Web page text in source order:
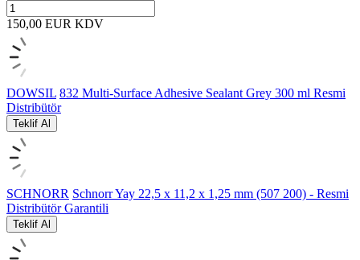
150,00 EUR KDV
DOWSIL 832 Multi-Surface Adhesive Sealant Grey 300 ml Resmi
Distribütör
Teklif Al
SCHNORR Schnorr Yay 22,5 x 11,2 x 1,25 mm (507 200) - Resmi
Distribütör Garantili
Teklif Al